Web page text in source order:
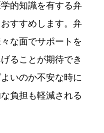
的知識を有する弁
すすめします。弁
な面でサポートを
ることが期待でき
いのか不安な時に
負担も軽減される